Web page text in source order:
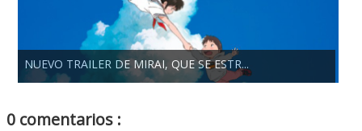
NUEVO TRAILER DE MIRAI, QUE SE ESTR...
0 comentarios :